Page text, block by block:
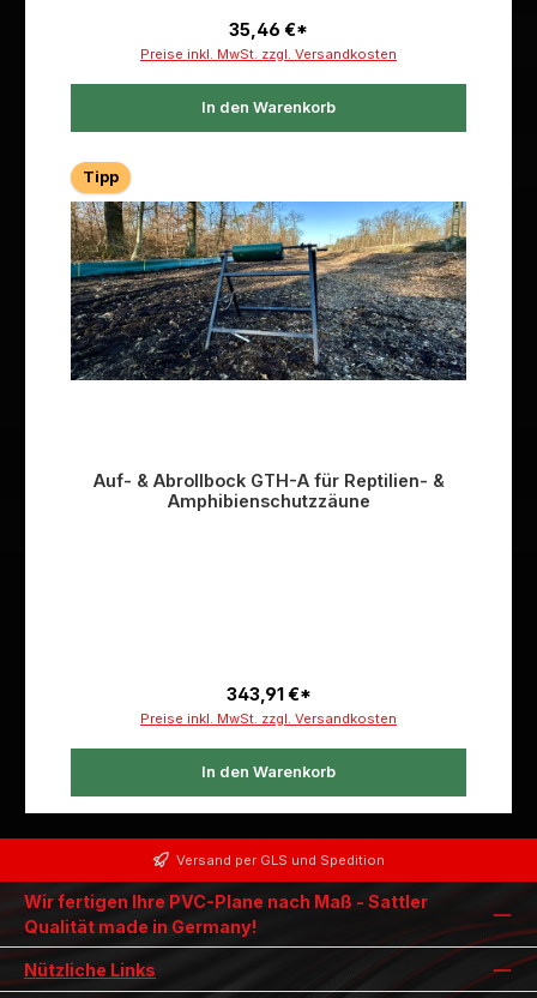
35,46 €*
Preise inkl. MwSt. zzgl. Versandkosten
In den Warenkorb
Tipp
Auf- & Abrollbock GTH-A für Reptilien- &
Amphibienschutzzäune
343,91 €*
Preise inkl. MwSt. zzgl. Versandkosten
In den Warenkorb
Versand per GLS und Spedition
Wir fertigen Ihre PVC-Plane nach Maß - Sattler
Qualität made in Germany!
Nützliche Links